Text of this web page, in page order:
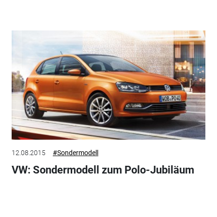
12.08.2015 #Sondermodell
VW: Sondermodell zum Polo-Jubiläum